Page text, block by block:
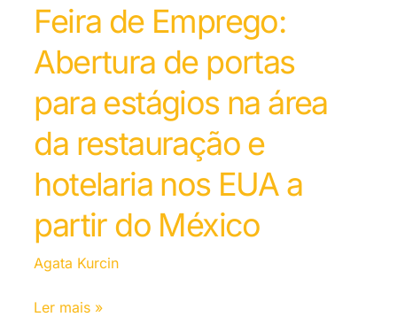
Feira de Emprego:
Abertura de portas
para estágios na área
da restauração e
hotelaria nos EUA a
partir do México
Agata Kurcin
Ler mais »